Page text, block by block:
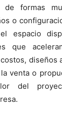
de formas
o
espacio
que
diseños
venta o
del